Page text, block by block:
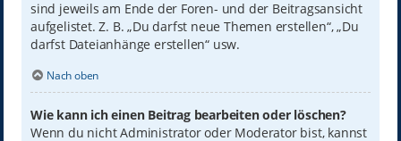
sind jeweils am Ende der Foren- und der Beitragsansicht
aufgelistet. Z. B. „Du darfst neue Themen erstellen“, „Du
darfst Dateianhänge erstellen“ usw.
Nach oben
Wie kann ich einen Beitrag bearbeiten oder löschen?
Wenn du nicht Administrator oder Moderator bist, kannst